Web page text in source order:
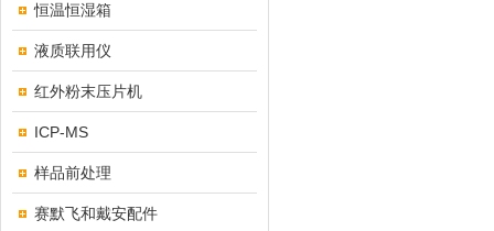
恒温恒湿箱
液质联用仪
红外粉末压片机
ICP-MS
样品前处理
赛默飞和戴安配件